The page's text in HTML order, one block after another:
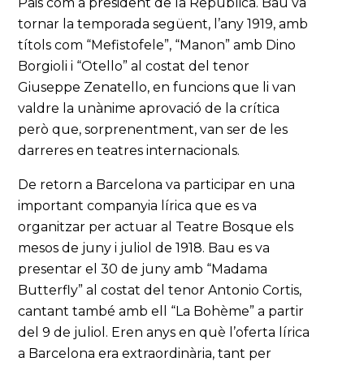
tornar la temporada següent, l’any 1919, amb
títols com “Mefistofele”, “Manon” amb Dino
Borgioli i “Otello” al costat del tenor
Giuseppe Zenatello, en funcions que li van
valdre la unànime aprovació de la crítica
però que, sorprenentment, van ser de les
darreres en teatres internacionals.
De retorn a Barcelona va participar en una
important companyia lírica que es va
organitzar per actuar al Teatre Bosque els
mesos de juny i juliol de 1918. Bau es va
presentar el 30 de juny amb “Madama
Butterfly” al costat del tenor Antonio Cortis,
cantant també amb ell “La Bohème” a partir
del 9 de juliol. Eren anys en què l’oferta lírica
a Barcelona era extraordinària, tant per